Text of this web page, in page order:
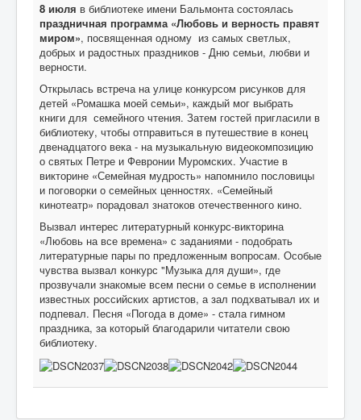
8 июля в библиотеке имени Бальмонта состоялась
праздничная программа «Любовь и верность правят
миром», посвященная одному из самых светлых,
добрых и радостных праздников - Дню семьи, любви и
верности.
Открылась встреча на улице конкурсом рисунков для
детей «Ромашка моей семьи», каждый мог выбрать
книги для семейного чтения. Затем гостей пригласили в
библиотеку, чтобы отправиться в путешествие в конец
двенадцатого века - на музыкальную видеокомпозицию
о святых Петре и Февронии Муромских. Участие в
викторине «Семейная мудрость» напомнило пословицы
и поговорки о семейных ценностях. «Семейный
кинотеатр» порадовал знатоков отечественного кино.
Вызвал интерес литературный конкурс-викторина
«Любовь на все времена» с заданиями - подобрать
литературные пары по предложенным вопросам. Особые
чувства вызвал конкурс "Музыка для души», где
прозвучали знакомые всем песни о семье в исполнении
известных российских артистов, а зал подхватывал их и
подпевал. Песня «Погода в доме» - стала гимном
праздника, за который благодарили читатели свою
библиотеку.